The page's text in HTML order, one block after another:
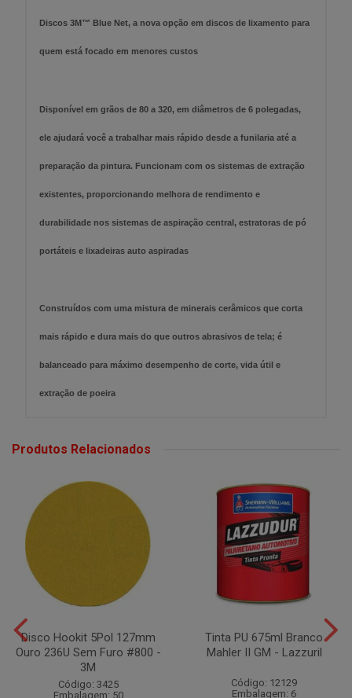
Discos 3M™ Blue Net, a nova opção em discos de lixamento para
quem está focado em menores custos
Disponível em grãos de 80 a 320, em diâmetros de 6 polegadas,
ele ajudará você a trabalhar mais rápido desde a funilaria até a
preparação da pintura. Funcionam com os sistemas de extração
existentes, proporcionando melhora de rendimento e
durabilidade nos sistemas de aspiração central, estratoras de pó
portáteis e lixadeiras auto aspiradas
Construídos com uma mistura de minerais cerâmicos que corta
mais rápido e dura mais do que outros abrasivos de tela; é
balanceado para máximo desempenho de corte, vida útil e
extração de poeira
Produtos Relacionados
Disco Hookit 5Pol 127mm
Ouro 236U Sem Furo #800 -
3M
Código: 3425
Embalagem: 50
Tinta PU 675ml Branco
Mahler II GM - Lazzuril
Código: 12129
Embalagem: 6